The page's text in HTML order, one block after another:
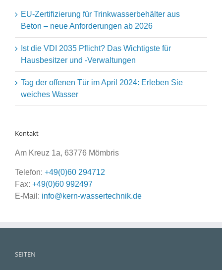
EU-Zertifizierung für Trinkwasserbehälter aus
Beton – neue Anforderungen ab 2026
Ist die VDI 2035 Pflicht? Das Wichtigste für
Hausbesitzer und -Verwaltungen
Tag der offenen Tür im April 2024: Erleben Sie
weiches Wasser
Kontakt
Am Kreuz 1a, 63776 Mömbris
Telefon: +49(0)60 294712
Fax: +49(0)60 992497
E-Mail: info@kern-wassertechnik.de
SEITEN